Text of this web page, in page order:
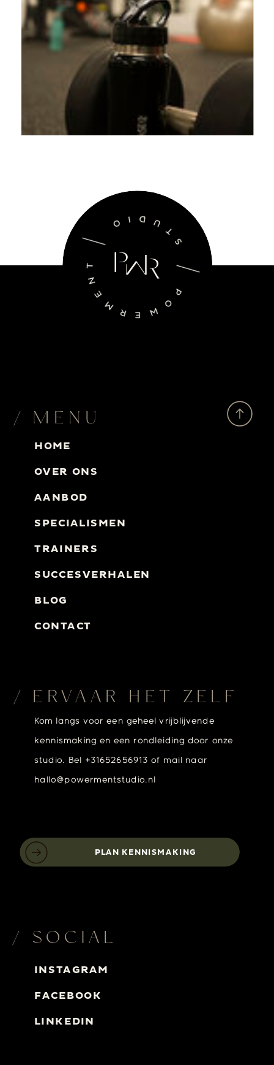
LINKEDIN
FACEBOOK
INSTAGRAM
/ SOCIAL
PLAN KENNISMAKING
Kom langs voor een geheel vrijblijvende
kennismaking en een rondleiding door onze
studio. Bel +31652656913 of mail naar
hallo@powermentstudio.nl
/ ERVAAR HET ZELF
CONTACT
BLOG
SUCCESVERHALEN
TRAINERS
SPECIALISMEN
AANBOD
OVER ONS
HOME
/ MENU